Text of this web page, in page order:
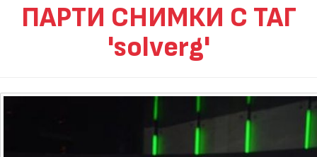
ПАРТИ СНИМКИ С ТАГ
'solverg'